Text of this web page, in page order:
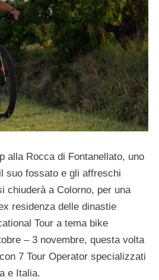
alla Rocca di Fontanellato, uno
suo fossato e gli affreschi
chiuderà a Colorno, per una
residenza delle dinastie
Tour a tema bike
– 3 novembre, questa volta
7 Tour Operator specializzati
e Italia.